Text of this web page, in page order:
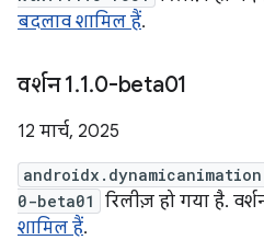
बदलाव शामिल हैं.
वर्शन 1.1.0-beta01
12 मार्च, 2025
0-beta01
रिलीज़ हो गया है.
शामिल हैं.